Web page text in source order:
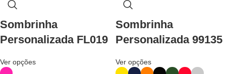
Sombrinha
Personalizada FL019
Ver opções
Sombrinha
Personalizada 99135
Ver opções